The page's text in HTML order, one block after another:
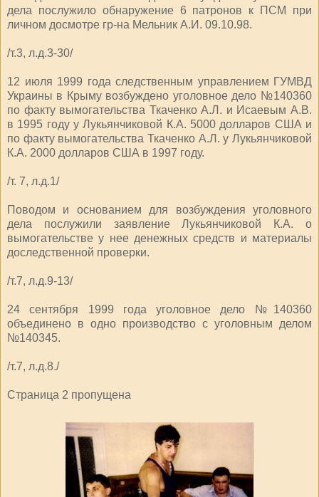
дела послужило обнаружение 6 патронов к ПСМ при
личном досмотре гр-на Мельник А.И. 09.10.98.
/т.3, л.д.3-30/
12 июля 1999 года следственным управлением ГУМВД
Украины в Крыму возбуждено уголовное дело №140360
по факту вымогательства Ткаченко А.Л. и Исаевым А.В.
в 1995 году у Лукьянчиковой К.А. 5000 долларов США и
по факту вымогательства Ткаченко А.Л. у Лукьянчиковой
К.А. 2000 долларов США в 1997 году.
/т. 7, л.д.1/
Поводом и основанием для возбуждения уголовного
дела послужили заявление Лукьянчиковой К.А. о
вымогательстве у нее денежных средств и материалы
доследственной проверки.
/т.7, л.д.9-13/
24 сентября 1999 года уголовное дело №140360
объединено в одно производство с уголовным делом
№140345.
/т.7, л.д.8./
Страница 2 пропущена